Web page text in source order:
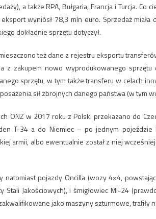
a także RPA, Bułgaria, Francja i Turcja.
wyniósł 78,3 mln euro. Sprzedaż
dokładnie sprzętu dotyczył.
też dane z rejestru eksportu
z zakupem nowo wyprodukowanego sprzętu
sprzętu, w tym także transferu w celach
sił zbrojnych danego państwa (w tym
ONZ w 2017 roku z Polski przekazano do
T-34 a do Niemiec – po jednym
armii, albo ewentualnie został z niej
natomiast pojazdy Oncilla (wozy 4×4,
Stali Jakościowych), i śmigłowiec Mi-24
jako maszyny szturmowe, trafiły